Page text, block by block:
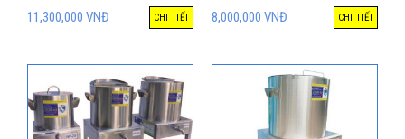
11,300,000 VNĐ CHI TIẾT 8,000,000 VNĐ CHI TIẾT